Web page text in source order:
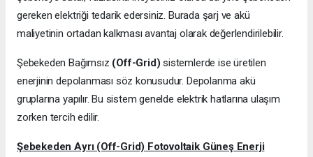
gereken elektriği tedarik edersiniz. Burada şarj ve akü
maliyetinin ortadan kalkması avantaj olarak değerlendirilebilir.
Şebekeden Bağımsız (Off-Grid) sistemlerde ise üretilen
enerjinin depolanması söz konusudur. Depolanma akü
gruplarına yapılır. Bu sistem genelde elektrik hatlarına ulaşım
zorken tercih edilir.
Şebekeden Ayrı (Off-Grid) Fotovoltaik Güneş Enerji